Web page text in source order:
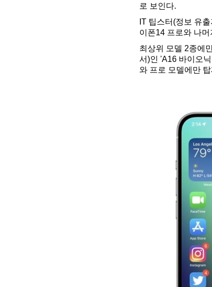
로 보인다.
IT 팁스터(정보 유
이폰14 프로와 나
최상위 모델 2종에
서)인 'A16 바이오
와 프로 모델에만